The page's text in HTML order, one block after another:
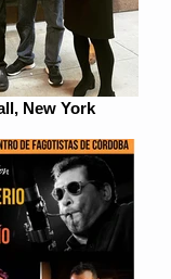
New York